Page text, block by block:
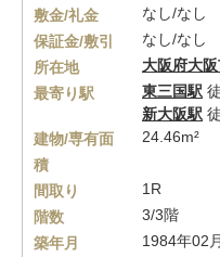
敷金/礼金
なし/なし
保証金/敷引
なし/なし
所在地
大阪府大
最寄り駅
東三国駅
新大阪駅
建物/専有面
積
24.46m²
間取り
1R
階数
3/3階
築年月
1984年02月